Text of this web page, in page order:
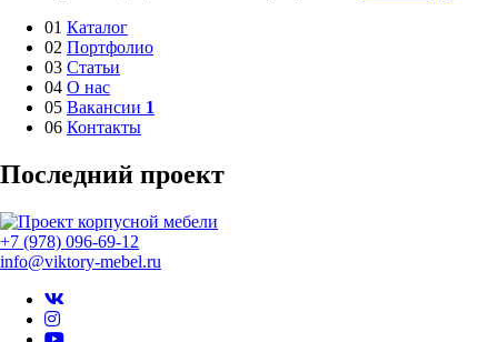
01 Каталог
02 Портфолио
03 Статьи
04 О нас
05 Вакансии 1
06 Контакты
Последний проект
+7 (978) 096-69-12
info@viktory-mebel.ru